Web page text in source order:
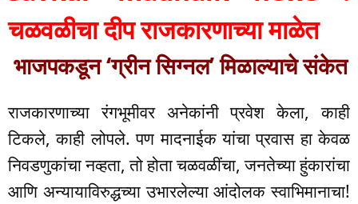
चळवळीचा दीप राजकारणाच्या माळेत
भाजपकडून ‘ग्रीन सिग्नल’ मिळाल्याचे संकेत
राजकारणाच्या रंगभूमीवर अनेकांनी प्रवेश केला, काही
टिकले, काही लोपले. पण मादनाईक यांचा प्रवास हा केवळ
निवडणुकांचा नव्हता, तो होता चळवळींचा, जनतेच्या हुंकारांचा
आणि अन्यायाविरुद्धच्या उभारलेल्या आंदोलक स्वाभिमानाचा!